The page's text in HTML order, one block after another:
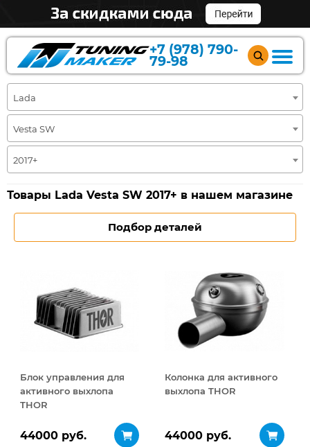
+7 (978) 790-
79-98
Lada
Vesta SW
2017+
Товары Lada Vesta SW 2017+ в нашем магазине
Подбор деталей
Блок управления для
активного выхлопа
THOR
44000 руб.
Колонка для активного
выхлопа THOR
44000 руб.